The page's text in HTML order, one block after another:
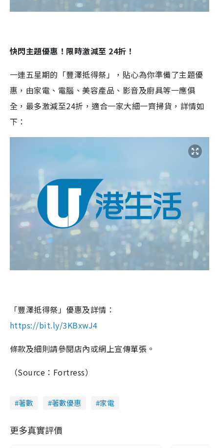
快閃主題優惠！限時激減至 24折！
一連五星期的「豐澤抵得祭」，貼心為你準備了主題優
惠，由家電、電腦、美容產品、影音及廚具等一應俱
全，最多激減至24折，適合一家大細一齊掃貨，詳情如
下：
「豐澤抵得祭」優惠及詳情：
https://bit.ly/3KBxwJ4
條款及細則請參閱店內或網上宣傳單張。
（Source：Fortress）
著數 著數優惠 家電
更多真實評價